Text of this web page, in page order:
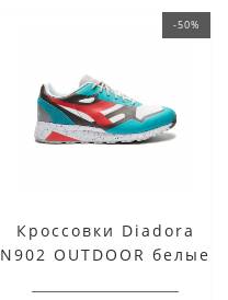
-50%
Кроссовки Diadora
N902 OUTDOOR белые